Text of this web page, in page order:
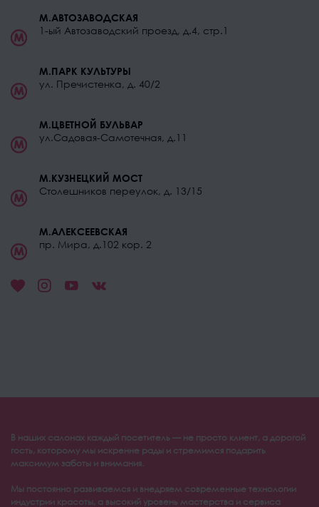
М.АВТОЗАВОДСКАЯ
1-ый Автозаводский проезд, д.4, стр.1
М.ПАРК КУЛЬТУРЫ
ул. Пречистенка, д. 40/2
М.ЦВЕТНОЙ БУЛЬВАР
ул.Садовая-Самотечная, д.11
М.КУЗНЕЦКИЙ МОСТ
Столешников переулок, д. 13/15
М.АЛЕКСЕЕВСКАЯ
пр. Мира, д.102 кор. 2
В наших салонах каждый посетитель — не просто клиент, а дорогой
гость, которому мы искренне рады и стремимся подарить
максимум заботы и внимания.
Мы постоянно развиваемся и внедряем современные технологии
индустрии красоты, а высокий уровень мастерства и сервиса